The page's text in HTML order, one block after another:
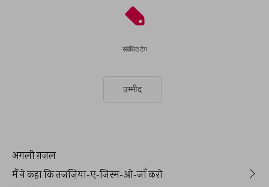
संबंधित टैग
उम्मीद
अगली ग़ज़ल
मैं ने कहा कि तजज़िया-ए-जिस्म-ओ-जाँ करो